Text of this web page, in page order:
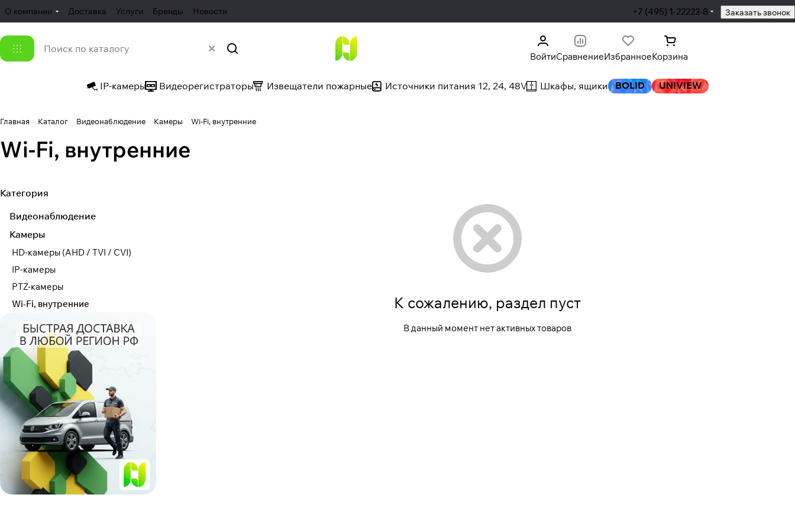
О компании Доставка Услуги Бренды Новости +7 (495) 1-22222-8 Заказать звонок
ВойтиСравнениеИзбранноеКорзина
IP-камеры Видеорегистраторы Извещатели пожарные Источники питания 12, 24, 48V Шкафы, ящики BOLID UNIVIEW
Главная Каталог Видеонаблюдение Камеры Wi-Fi, внутренние
Wi-Fi, внутренние
К сожалению, раздел пуст
В данный момент нет активных товаров
Категория
Видеонаблюдение
Камеры
HD-камеры (AHD / TVI / CVI)
IP-камеры
PTZ-камеры
Wi-Fi, внутренние